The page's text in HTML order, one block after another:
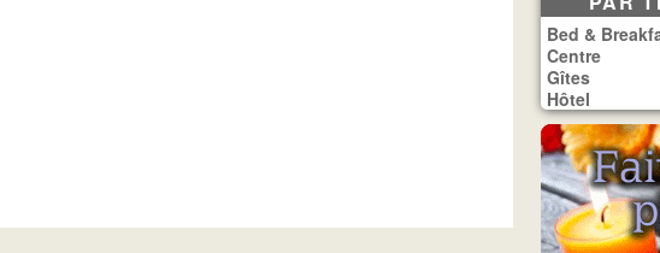
Bed &
Centre
Gîtes
Hôtel